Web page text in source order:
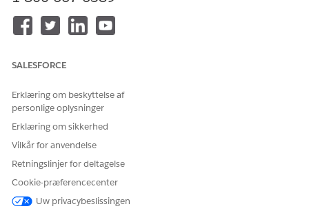
Fra Opsætning skal du klikke på
Kontoregistreringsside
På fanen Komponenter skal du føje Handlingsstarter til
registreringssiden.
I egenskabsruden i Handlingsstarterimplementering skal
du vælge den handlingsstarterimplementering, du
oprettede i handlingen Anmod om erklæringskopier.
SALESFORCE
Erklæring om beskyttelse af
personlige oplysninger
Erklæring om sikkerhed
Vilkår for anvendelse
Retningslinjer for deltagelse
Cookie-præferencecenter
Uw privacybeslissingen